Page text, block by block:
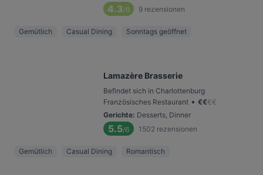
4.3/6 9 rezensionen
Gemütlich Casual Dining Sonntags geöffnet
Lamazère Brasserie
Befindet sich in Charlottenburg
Französisches Restaurant • €€€€
Gerichte: Desserts, Dinner
5.5/6 1502 rezensionen
Gemütlich Casual Dining Romantisch